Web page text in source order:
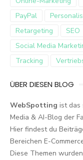
PayPal
Retargeting
SEO
Social Media
Tracking
ÜBER DIESEN BLOG
WebSpotting ist das
Media & AI-Blog der
Hier findest du
Bereichen E-
Diese Themen